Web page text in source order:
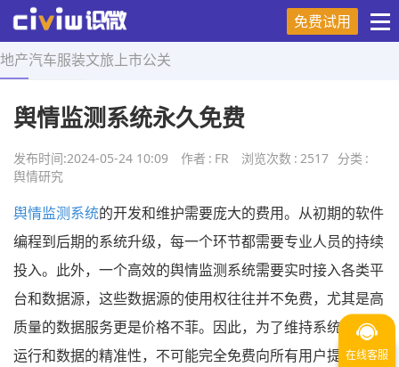
免费试用
地产汽车服装文旅 上市公关
首页 > 舆情研究 > 正文
舆情监测系统永久免费
发布时间:2024-05-24 10:09 作者 : FR 浏览次数 : 2517 分类 :
舆情研究
舆情监测系统的开发和维护需要庞大的费用。从初期的软件
编程到后期的系统升级，每一个环节都需要专业人员的持续
投入。此外，一个高效的舆情监测系统需要实时接入各类平
台和数据源，这些数据源的使用权往往并不免费，尤其是高
质量的数据服务更是价格不菲。因此，为了维持系统的正常
运行和数据的精准性，不可能完全免费向所有用户提供服